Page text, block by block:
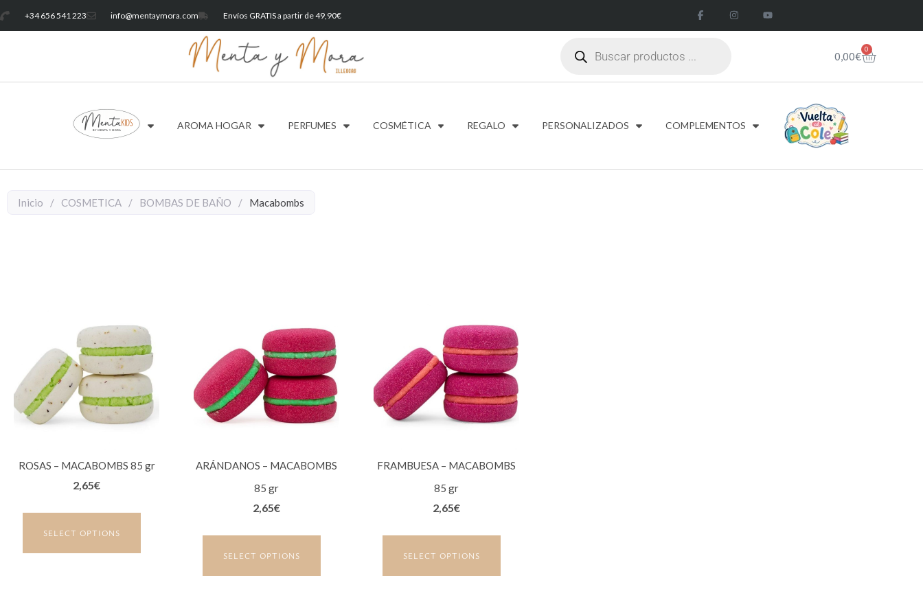
+34 656 541 223 info@mentaymora.com Envíos GRATIS a partir de 49,90€
0,00€
0
AROMA HOGAR PERFUMES COSMÉTICA REGALO PERSONALIZADOS COMPLEMENTOS
Inicio / COSMETICA / BOMBAS DE BAÑO / Macabombs
ROSAS – MACABOMBS 85 gr
2,65€
SELECT OPTIONS
ARÁNDANOS – MACABOMBS
85 gr
2,65€
SELECT OPTIONS
FRAMBUESA – MACABOMBS
85 gr
2,65€
SELECT OPTIONS